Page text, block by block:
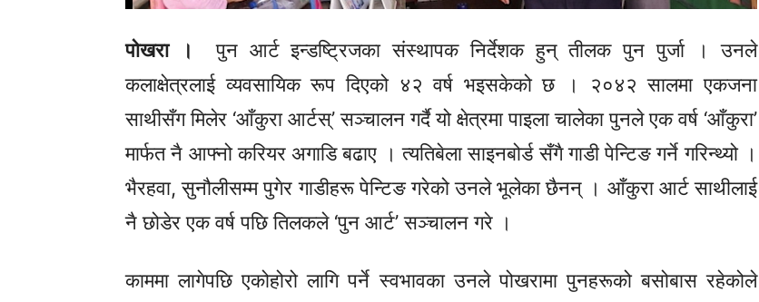
पोखरा ।
पुन आर्ट इन्डष्ट्रिजका संस्थापक निर्देशक हुन् तीलक पुन पुर्जा । उनले
कलाक्षेत्रलाई व्यवसायिक रूप दिएको ४२ वर्ष भइसकेको छ । २०४२ सालमा एकजना
साथीसँग मिलेर ‘आँकुरा आर्टस्’ सञ्चालन गर्दै यो क्षेत्रमा पाइला चालेका पुनले एक वर्ष ‘आँकुरा’
मार्फत नै आफ्नो करियर अगाडि बढाए । त्यतिबेला साइनबोर्ड सँगै गाडी पेन्टिङ गर्ने गरिन्थ्यो ।
भैरहवा, सुनौलीसम्म पुगेर गाडीहरू पेन्टिङ गरेको उनले भूलेका छैनन् । आँकुरा आर्ट साथीलाई
नै छोडेर एक वर्ष पछि तिलकले ‘पुन आर्ट’ सञ्चालन गरे ।
काममा लागेपछि एकोहोरो लागि पर्ने स्वभावका उनले पोखरामा पुनहरूको बसोबास रहेकोले